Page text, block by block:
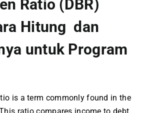
Ratio (DBR)
Hitung dan
untuk Program
is a term commonly found in the